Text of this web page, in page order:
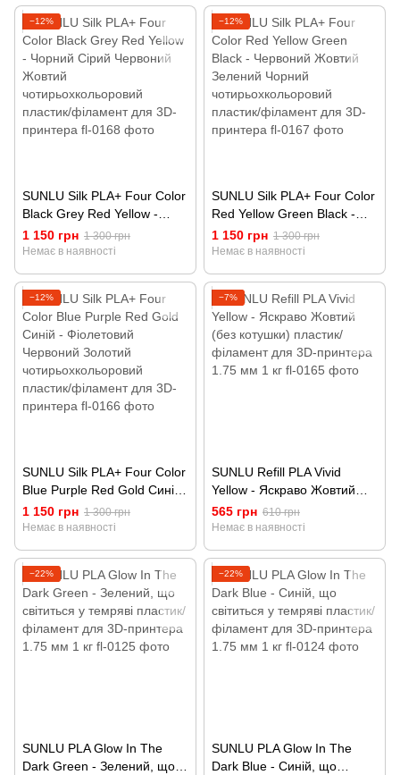
пластик/філамент для 3D-
принтера
−12%
SUNLU Silk PLA+ Four Color
Black Grey Red Yellow -
Чорний Сірий Червоний
Жовтий
пластик/філамент для 3D-
принтера
1 150 грн 1 300 грн
Немає в наявності
−12%
SUNLU Silk PLA+ Four Color
Red Yellow Green Black -
Червоний Жовтий Зелений
Чорний
пластик/філамент для 3D-
принтера
1 150 грн 1 300 грн
Немає в наявності
−12%
SUNLU Silk PLA+ Four Color
Blue Purple Red Gold Синій
- Фіолетовий Червоний
Золотий
пластик/філамент для 3D-
принтера
1 150 грн 1 300 грн
Немає в наявності
−7%
SUNLU Refill PLA Vivid
Yellow - Яскраво Жовтий
(без котушки) пластик/
філамент для 3D-принтера
565 грн 610 грн
Немає в наявності
−22%
SUNLU PLA Glow In The
Dark Green - Зелений, що
−22%
SUNLU PLA Glow In The
Dark Blue - Синій, що